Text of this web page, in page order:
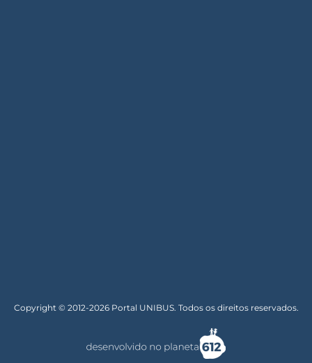
Copyright © 2012-2026 Portal UNIBUS. Todos os direitos reservados.